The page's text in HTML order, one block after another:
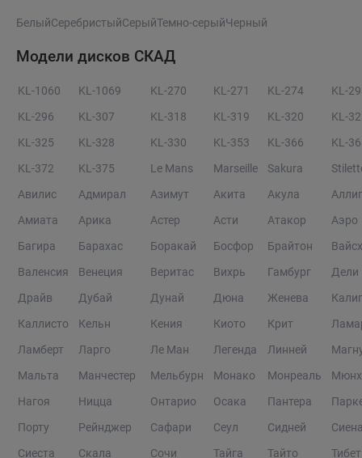
БелыйСеребристыйСерыйТемно-серыйЧерный
Модели дисков СКАД
KL-1060 KL-1069 KL-270 KL-271 KL-274
KL-
KL-296
KL-307 KL-318 KL-319 KL-320
KL-
KL-325
KL-328 KL-330 KL-353 KL-366
KL-
KL-372
KL-375 Le Mans Marseille Sakura
Авилис
Адмирал Азимут Акита Акула
Амиата
Арика Астер Асти Атакор
Аэро
Багира
Барахас Боракай Босфор Брайтон
Валенсия
Венеция Веритас Вихрь Гамбург
Дели
Драйв
Дубай Дунай Дюна Женева
Каллисто
Кельн Кения Киото Крит
Ламберт
Ларго Ле Ман Легенда Линней
Мальта
Манчестер Мельбурн Монако Монреаль
Нагоя
Ницца Онтарио Осака Пантера
Порту
Рейнджер Сафари Сеул Сидней
Сиеста
Скала Сочи Тайга Тайто
Тибет